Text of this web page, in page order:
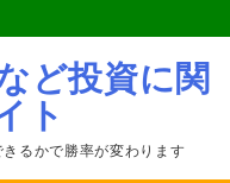
ど投資に関
ト
るかで勝率が変わります